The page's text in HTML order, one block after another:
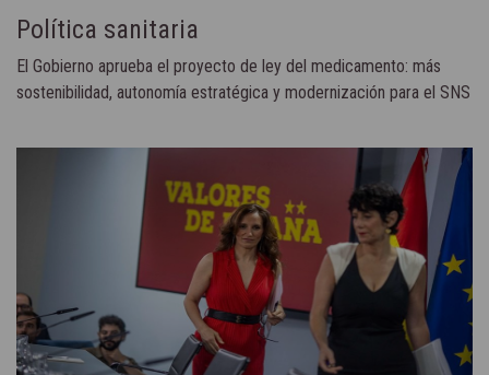
Política sanitaria
El Gobierno aprueba el proyecto de ley del medicamento: más
sostenibilidad, autonomía estratégica y modernización para el SNS